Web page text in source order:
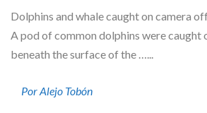
Dolphins and whale caught on camera
A pod of common dolphins were caught
beneath the surface of the …...
Por Alejo Tobón